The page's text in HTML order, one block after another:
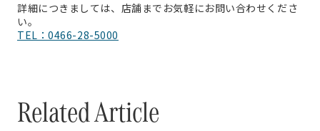
詳細につきましては、店舗までお気軽にお問い合わせくださ
い。
TEL：0466-28-5000
Related Article